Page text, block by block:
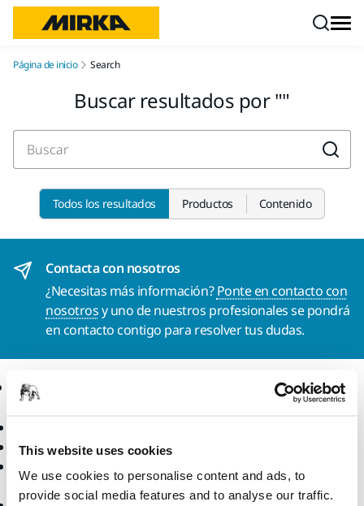
This website uses cookies
We use cookies to personalise content and ads, to
provide social media features and to analyse our traffic.
Página de inicio Search
Buscar resultados por
Todos los resultados Productos Contenido
Contacta con nosotros
¿Necesitas más información?Ponte en contacto con
nosotrosy uno de nuestros profesionales se pondrá
en contacto contigo para resolver tus dudas.
Productos
Lijado Libre de Polvo
Pulido
Soluciones